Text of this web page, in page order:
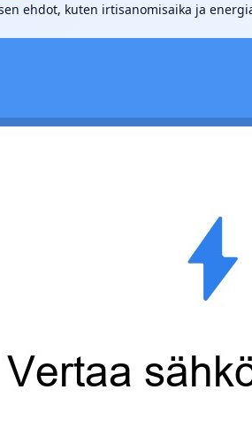
ehdot, kuten irtisanomisaika ja